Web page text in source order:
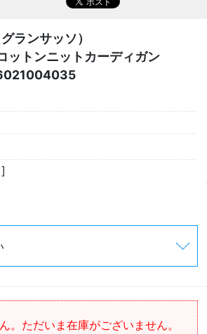
ランサッソ）
ットンニットカーディガン
。ただいま在庫がございません。